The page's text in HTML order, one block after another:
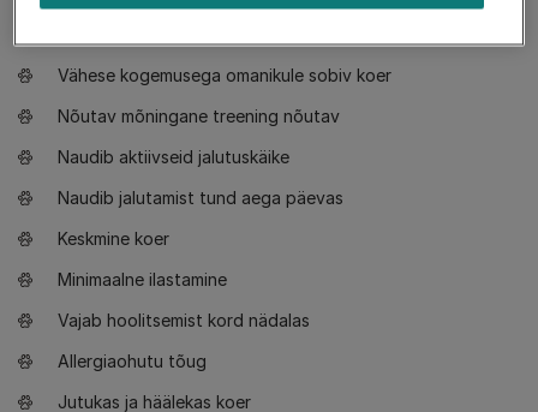
Vajalik teada
Vähese kogemusega omanikule sobiv koer
Nõutav mõningane treening nõutav
Naudib aktiivseid jalutuskäike
Naudib jalutamist tund aega päevas
Keskmine koer
Minimaalne ilastamine
Vajab hoolitsemist kord nädalas
Allergiaohutu tõug
Jutukas ja häälekas koer